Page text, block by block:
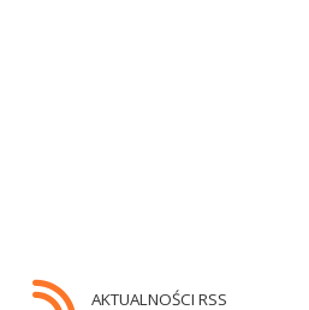
AKTUALNOŚCI RSS